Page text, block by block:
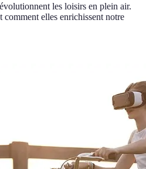
les loisirs en plein air.
comment elles enrichissent notre